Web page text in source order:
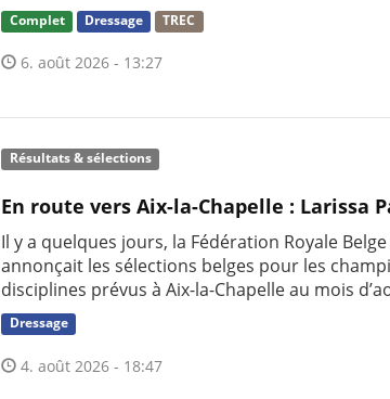
Complet Dressage TREC
6. août 2026 - 13:27
Résultats & sélections
En route vers Aix-la-Chapelle : Larissa
Il y a quelques jours, la Fédération Royale
annonçait les sélections belges pour les
disciplines prévus à Aix-la-Chapelle au mois
Dressage
4. août 2026 - 18:47